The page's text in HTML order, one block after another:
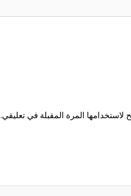
المرة المقبلة في تعليقي.